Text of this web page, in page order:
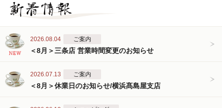
2026.08.04 ご案内
＜8月＞三条店 営業時間変更のお知らせ
2026.07.13 ご案内
＜8月＞休業日のお知らせ/横浜髙島屋支店